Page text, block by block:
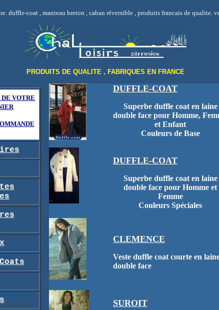
duffle-coat , manteau breton , caban réversible , produits francais de qualite.
PRODUITS DE QUALITE , FABRIQUES EN FRANCE
VOTRE
DUFFLE-COAT
Superbe duffle coat en laine
double face pour Homme,
et Enfant
Couleurs de Base
DUFFLE-COAT
Superbe duffle coat en laine
double face pour Homme et
Femme
Couleurs Spéciales
CLEMENCE
Veste duffle coat courte en
double face
SUROIT